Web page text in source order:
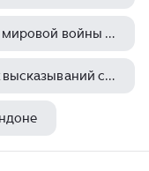
театры военных действий первой мировой войны 1914 1918 гг
постройте отрицание следующих высказываний сегодня в театре идет опера евгений онегин и так далее